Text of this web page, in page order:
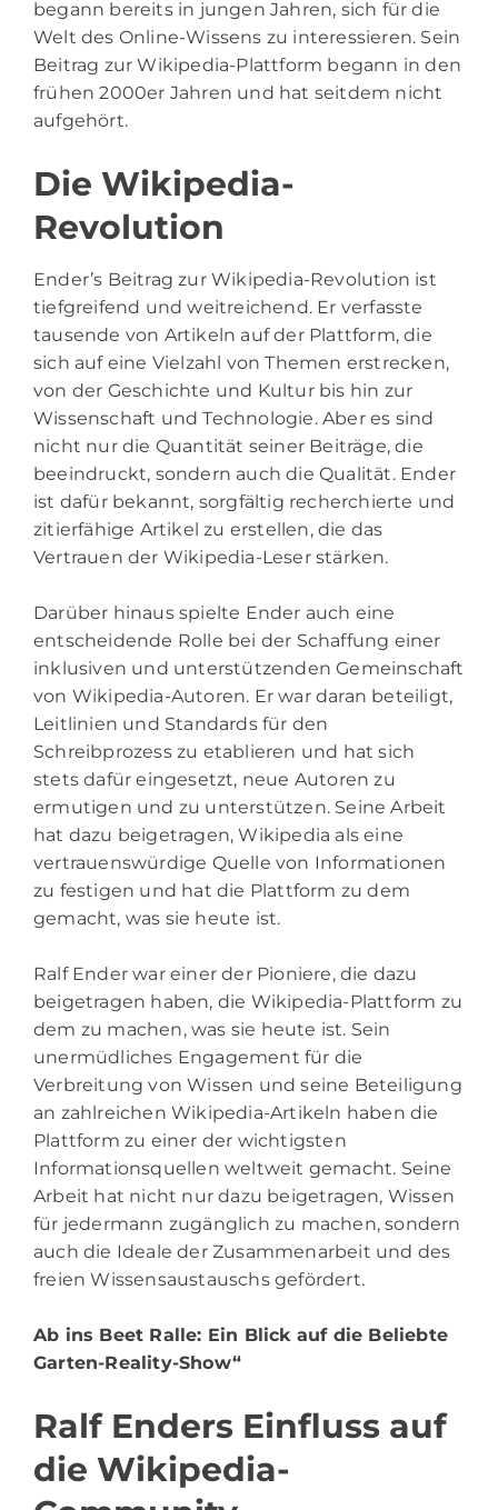
begann bereits in jungen Jahren, sich für die
Welt des Online-Wissens zu interessieren. Sein
Beitrag zur Wikipedia-Plattform begann in den
frühen 2000er Jahren und hat seitdem nicht
aufgehört.
Die Wikipedia-
Revolution
Ender’s Beitrag zur Wikipedia-Revolution ist
tiefgreifend und weitreichend. Er verfasste
tausende von Artikeln auf der Plattform, die
sich auf eine Vielzahl von Themen erstrecken,
von der Geschichte und Kultur bis hin zur
Wissenschaft und Technologie. Aber es sind
nicht nur die Quantität seiner Beiträge, die
beeindruckt, sondern auch die Qualität. Ender
ist dafür bekannt, sorgfältig recherchierte und
zitierfähige Artikel zu erstellen, die das
Vertrauen der Wikipedia-Leser stärken.
Darüber hinaus spielte Ender auch eine
entscheidende Rolle bei der Schaffung einer
inklusiven und unterstützenden Gemeinschaft
von Wikipedia-Autoren. Er war daran beteiligt,
Leitlinien und Standards für den
Schreibprozess zu etablieren und hat sich
stets dafür eingesetzt, neue Autoren zu
ermutigen und zu unterstützen. Seine Arbeit
hat dazu beigetragen, Wikipedia als eine
vertrauenswürdige Quelle von Informationen
zu festigen und hat die Plattform zu dem
gemacht, was sie heute ist.
Ralf Ender war einer der Pioniere, die dazu
beigetragen haben, die Wikipedia-Plattform zu
dem zu machen, was sie heute ist. Sein
unermüdliches Engagement für die
Verbreitung von Wissen und seine Beteiligung
an zahlreichen Wikipedia-Artikeln haben die
Plattform zu einer der wichtigsten
Informationsquellen weltweit gemacht. Seine
Arbeit hat nicht nur dazu beigetragen, Wissen
für jedermann zugänglich zu machen, sondern
auch die Ideale der Zusammenarbeit und des
freien Wissensaustauschs gefördert.
Ab ins Beet Ralle: Ein Blick auf die Beliebte
Garten-Reality-Show“
Ralf Enders Einfluss auf
die Wikipedia-